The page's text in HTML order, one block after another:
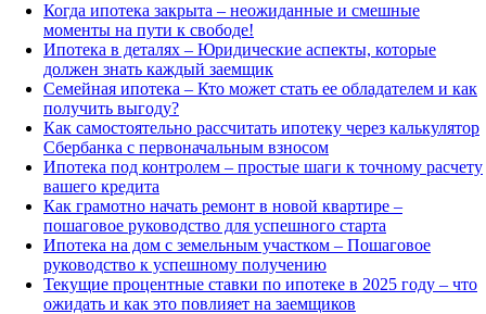
Когда ипотека закрыта – неожиданные и смешные
моменты на пути к свободе!
Ипотека в деталях – Юридические аспекты, которые
должен знать каждый заемщик
Семейная ипотека – Кто может стать ее обладателем и как
получить выгоду?
Как самостоятельно рассчитать ипотеку через калькулятор
Сбербанка с первоначальным взносом
Ипотека под контролем – простые шаги к точному расчету
вашего кредита
Как грамотно начать ремонт в новой квартире –
пошаговое руководство для успешного старта
Ипотека на дом с земельным участком – Пошаговое
руководство к успешному получению
Текущие процентные ставки по ипотеке в 2025 году – что
ожидать и как это повлияет на заемщиков